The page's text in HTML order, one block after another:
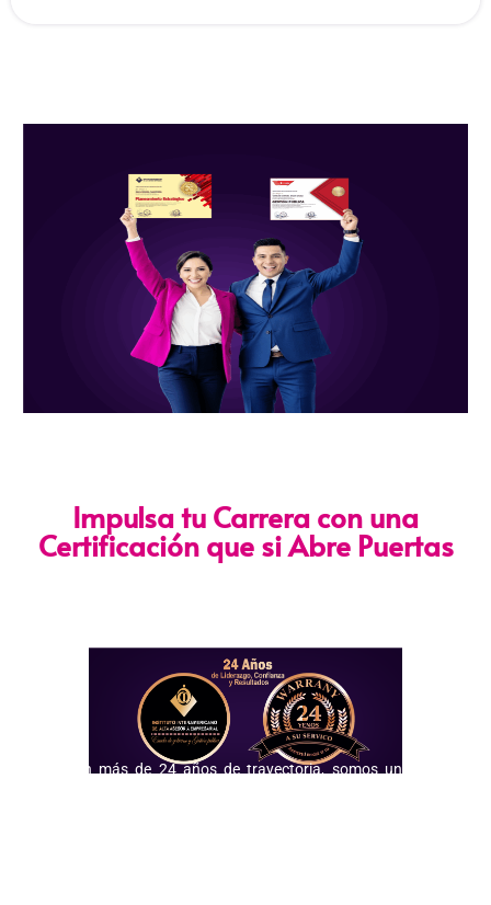
Impulsa tu Carrera con una
Certificación que si Abre Puertas
Con más de 24 años de trayectoria, somos un referente